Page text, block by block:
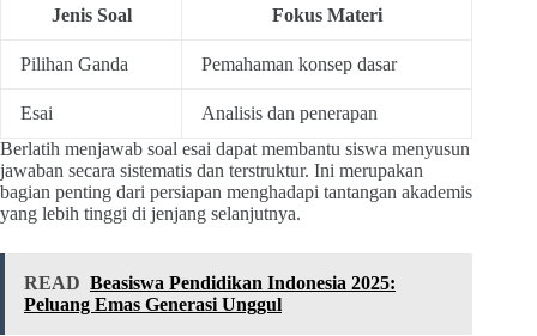
Jenis Soal Fokus Materi
Pilihan Ganda Pemahaman konsep dasar
Esai
Analisis dan penerapan
Berlatih menjawab soal esai dapat membantu siswa menyusun
jawaban secara sistematis dan terstruktur. Ini merupakan
bagian penting dari persiapan menghadapi tantangan akademis
yang lebih tinggi di jenjang selanjutnya.
READ Beasiswa Pendidikan Indonesia 2025:
Peluang Emas Generasi Unggul